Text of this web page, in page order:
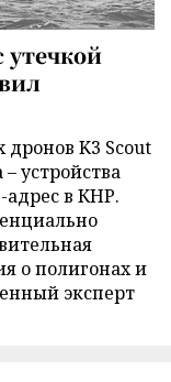
утечкой
дронов K3 Scout
устройства
адрес в КНР.
о полигонах и
эксперт